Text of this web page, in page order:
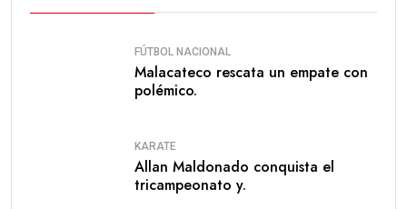
FÚTBOL NACIONAL
Malacateco rescata un empate con
polémico.
KARATE
Allan Maldonado conquista el
tricampeonato y.